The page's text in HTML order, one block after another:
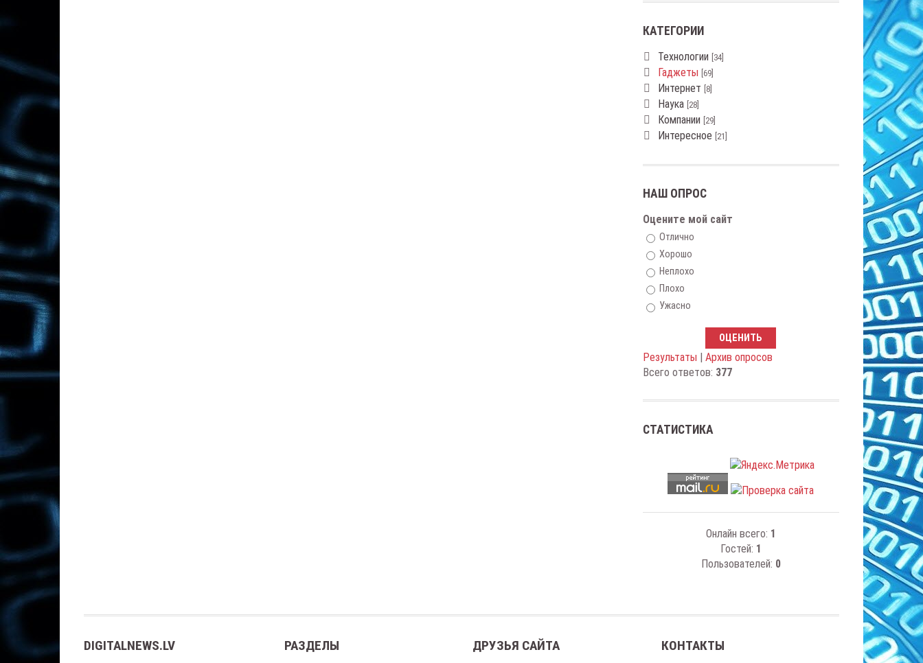
КАТЕГОРИИ
Технологии [34]
Гаджеты [69]
Интернет [8]
Наука [28]
Компании [29]
Интересное [21]
НАШ ОПРОС
Оцените мой сайт
Отлично
Хорошо
Неплохо
Плохо
Ужасно
Результаты | Архив опросов
Всего ответов: 377
СТАТИСТИКА
Онлайн всего: 1
Гостей: 1
Пользователей: 0
DIGITALNEWS.LV РАЗДЕЛЫ ДРУЗЬЯ САЙТА КОНТАКТЫ